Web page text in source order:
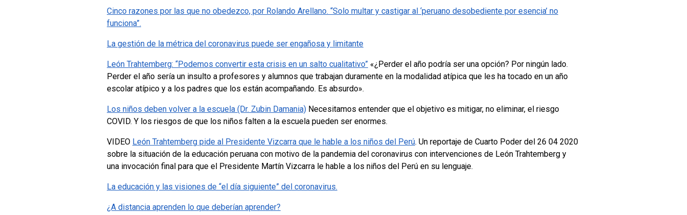
Cinco razones por las que no obedezco, por Rolando Arellano. “Solo multar y castigar al ‘peruano desobediente por esencia’ no
funciona”.
La gestión de la métrica del coronavirus puede ser engañosa y limitante
León Trahtemberg: “Podemos convertir esta crisis en un salto cualitativo” «¿Perder el año podría ser una opción? Por ningún lado.
Perder el año sería un insulto a profesores y alumnos que trabajan duramente en la modalidad atípica que les ha tocado en un año
escolar atípico y a los padres que los están acompañando. Es absurdo».
Los niños deben volver a la escuela (Dr. Zubin Damania) Necesitamos entender que el objetivo es mitigar, no eliminar, el riesgo
COVID. Y los riesgos de que los niños falten a la escuela pueden ser enormes.
VIDEO León Trahtemberg pide al Presidente Vizcarra que le hable a los niños del Perú. Un reportaje de Cuarto Poder del 26 04 2020
sobre la situación de la educación peruana con motivo de la pandemia del coronavirus con intervenciones de León Trahtemberg y
una invocación final para que el Presidente Martín Vizcarra le hable a los niños del Perú en su lenguaje.
La educación y las visiones de “el día siguiente” del coronavirus.
¿A distancia aprenden lo que deberían aprender?